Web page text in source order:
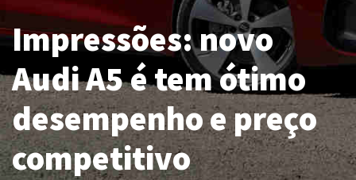
Impressões: novo
Audi A5 é tem ótimo
desempenho e preço
competitivo